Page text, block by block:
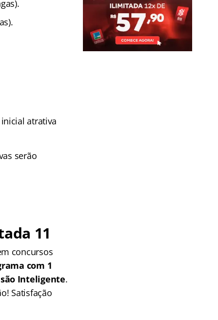
atrativa
serão
11
concursos
com 1
Inteligente.
Satisfação